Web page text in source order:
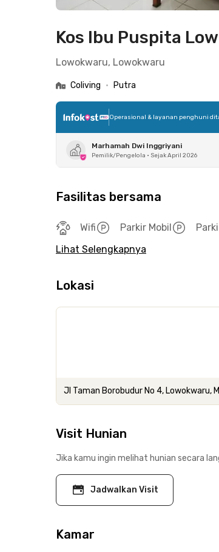
Kos Ibu Puspita
Lowokwaru, Lowokwaru
Coliving • Putra
Operasional & layanan penghuni
Marhamah Dwi Inggriyani
Pemilik/Pengelola • Sejak April 2026
Fasilitas bersama
Wifi Parkir Mobil
Lihat Selengkapnya
Lokasi
Jl Taman Borobudur No 4, Lowokwaru,
Visit Hunian
Jika kamu ingin melihat hunian secara
Jadwalkan Visit
Kamar